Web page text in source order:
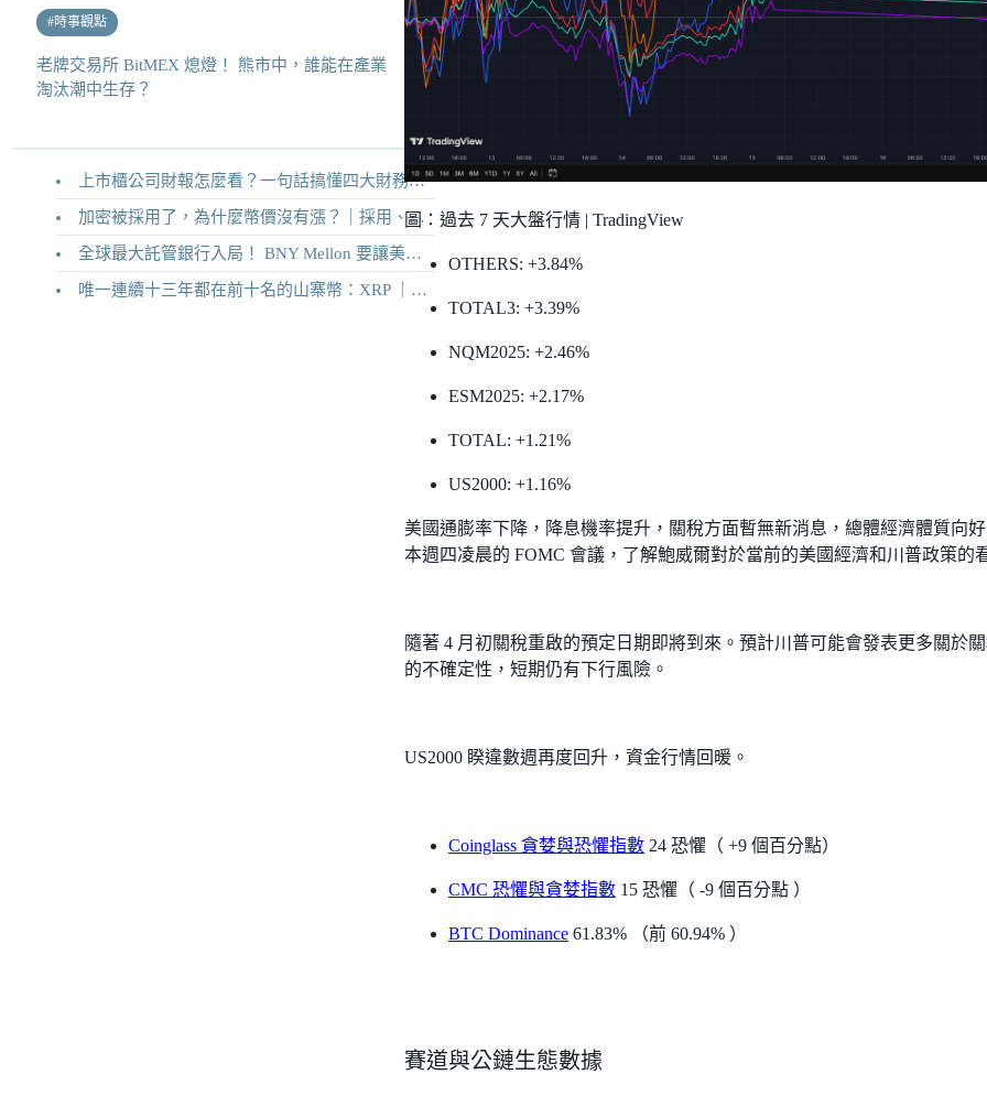
#時事觀點
老牌交易所 BitMEX 熄燈！ 熊市中，誰能在產業
淘汰潮中生存？
上市櫃公司財報怎麼看？一句話搞懂四大財務報表
加密被採用了，為什麼幣價沒有漲？｜採用、收入與代幣價值捕獲
全球最大託管銀行入局！ BNY Mellon 要讓美債交易 24/7 不打烊
唯一連續十三年都在前十名的山寨幣：XRP ｜Ripple 2026 介紹
圖：過去 7 天大盤行情 | TradingView
OTHERS: +3.84%
TOTAL3: +3.39%
NQM2025: +2.46%
ESM2025: +2.17%
TOTAL: +1.21%
US2000: +1.16%
美國通膨率下降，降息機率提升，關稅方面暫無新消息，總體經濟體質向
本週四凌晨的 FOMC 會議，了解鮑威爾對於當前的美國經濟和川普政策的
隨著 4 月初關稅重啟的預定日期即將到來。預計川普可能會發表更多關於
的不確定性，短期仍有下行風險。
US2000 睽違數週再度回升，資金行情回暖。
Coinglass 貪婪與恐懼指數 24 恐懼（ +9 個百分點）
CMC 恐懼與貪婪指數 15 恐懼（ -9 個百分點 ）
BTC Dominance 61.83% （前 60.94% ）
賽道與公鏈生態數據